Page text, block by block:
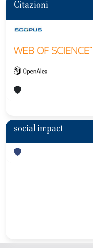
Citazioni
social impact